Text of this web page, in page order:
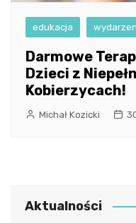
edukacja
Darmowe
Dzieci z
Kobierzycach!
Michał Kozicki
Aktualności